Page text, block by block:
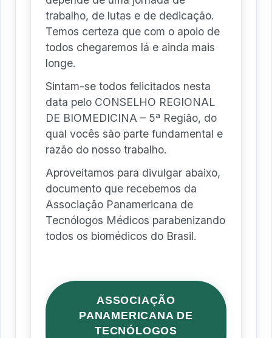
trabalho, de lutas e de dedicação.
Temos certeza que com o apoio de
todos chegaremos lá e ainda mais
longe.
Sintam-se todos felicitados nesta
data pelo CONSELHO REGIONAL
DE BIOMEDICINA – 5ª Região, do
qual vocês são parte fundamental e
razão do nosso trabalho.
Aproveitamos para divulgar abaixo,
documento que recebemos da
Associação Panamericana de
Tecnólogos Médicos parabenizando
todos os biomédicos do Brasil.
ASSOCIAÇÃO
PANAMERICANA DE
TECNÓLOGOS